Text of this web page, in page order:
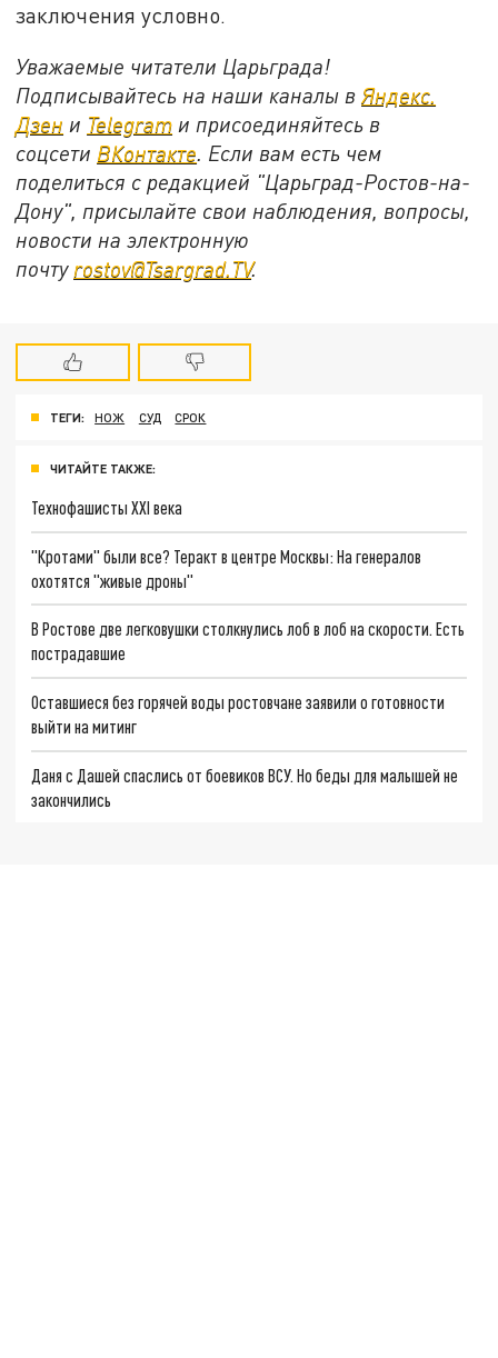
заключения условно.
Уважаемые читатели Царьграда!
Подписывайтесь на наши каналы в Яндекс.
Дзен и Telegram и присоединяйтесь в
соцсети ВКонтакте . Если вам есть чем
поделиться с редакцией "Царьград-Ростов-на-
Дону", присылайте свои наблюдения, вопросы,
новости на электронную
почту rostov@Tsargrad.ТV.
ТЕГИ: НОЖ СУД СРОК
ЧИТАЙТЕ ТАКЖЕ:
Технофашисты XXI века
"Кротами" были все? Теракт в центре Москвы: На генералов
охотятся "живые дроны"
В Ростове две легковушки столкнулись лоб в лоб на скорости. Есть
пострадавшие
Оставшиеся без горячей воды ростовчане заявили о готовности
выйти на митинг
Даня с Дашей спаслись от боевиков ВСУ. Но беды для малышей не
закончились